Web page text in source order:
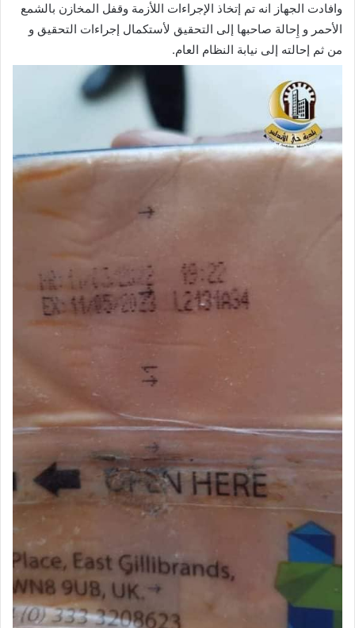
وافادت الجهاز انه تم إتخاذ الإجراءات اللأزمة وقفل المخازن بالشمع
الأحمر و إِحالة صاحبها إلى التحقيق لأستكمال إجراءات التحقيق و
من ثم إحالته إلى نيابة النظام العام.